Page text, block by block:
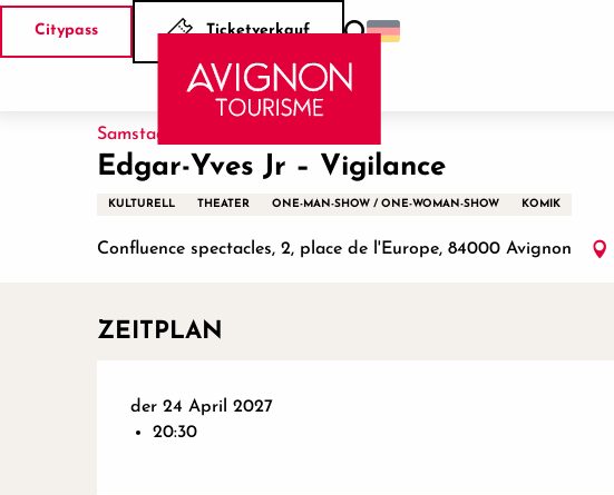
Aller
Citypass Ticketverkauf
Suche
Startseite Edgar-Yves Jr – Vigilance
Samstag 24. april 2027 um 20:30
Edgar-Yves Jr – Vigilance
KULTURELL THEATER ONE-MAN-SHOW / ONE-WOMAN-SHOW KOMIK
Confluence spectacles, 2, place de l'Europe, 84000 Avignon
ZEITPLAN
der 24 April 2027
20:30